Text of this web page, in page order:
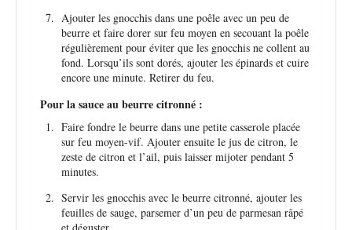
Ajouter les gnocchis dans une poêle avec un peu de
beurre et faire dorer sur feu moyen en secouant la poêle
régulièrement pour éviter que les gnocchis ne collent au
fond. Lorsqu’ils sont dorés, ajouter les épinards et cuire
encore une minute. Retirer du feu.
Pour la sauce au beurre citronné :
Faire fondre le beurre dans une petite casserole placée
sur feu moyen-vif. Ajouter ensuite le jus de citron, le
zeste de citron et l’ail, puis laisser mijoter pendant 5
minutes.
Servir les gnocchis avec le beurre citronné, ajouter les
feuilles de sauge, parsemer d’un peu de parmesan râpé